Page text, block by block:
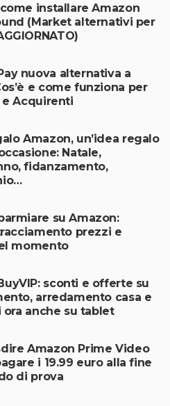
installare Amazon
(Market alternativi per
nuova alternativa a
e come funziona per
Acquirenti
Amazon, un’idea regalo
Natale,
fidanzamento,
su Amazon:
prezzi e
momento
sconti e offerte su
arredamento casa e
anche su tablet
Amazon Prime Video
i 19.99 euro alla fine
di prova